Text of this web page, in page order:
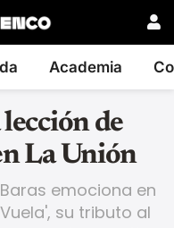
Academia
lección de
La Unión
emociona en
su tributo al